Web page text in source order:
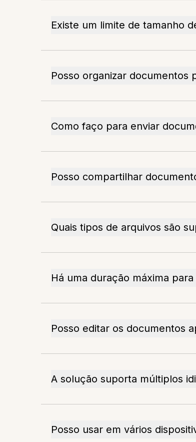
Existe um limite de tamanho
Posso organizar documentos
Como faço para enviar
Posso compartilhar
Quais tipos de arquivos são
Há uma duração máxima
Posso editar os documentos
A solução suporta múltiplos
Posso usar em vários